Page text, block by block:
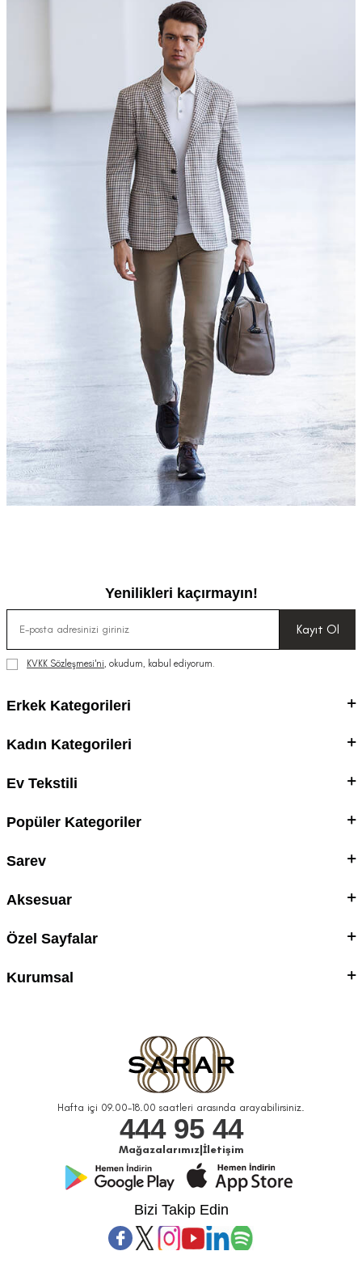
Yenilikleri kaçırmayın!
Kayıt Ol
KVKK Sözleşmesi'ni, okudum, kabul ediyorum.
Erkek Kategorileri
Kadın Kategorileri
Ev Tekstili
Popüler Kategoriler
Sarev
Aksesuar
Özel Sayfalar
Kurumsal
Hafta içi 09.00-18.00 saatleri arasında arayabilirsiniz.
444 95 44
Mağazalarımız| İletişim
Bizi Takip Edin